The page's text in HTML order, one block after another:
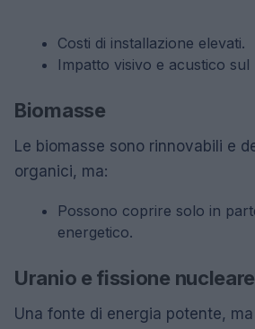
Costi di installazione elevati.
Impatto visivo e acustico sul
Biomasse
Le biomasse sono rinnovabili e
organici, ma:
Possono coprire solo in
energetico.
Uranio e fissione nucleare
Una fonte di energia potente,